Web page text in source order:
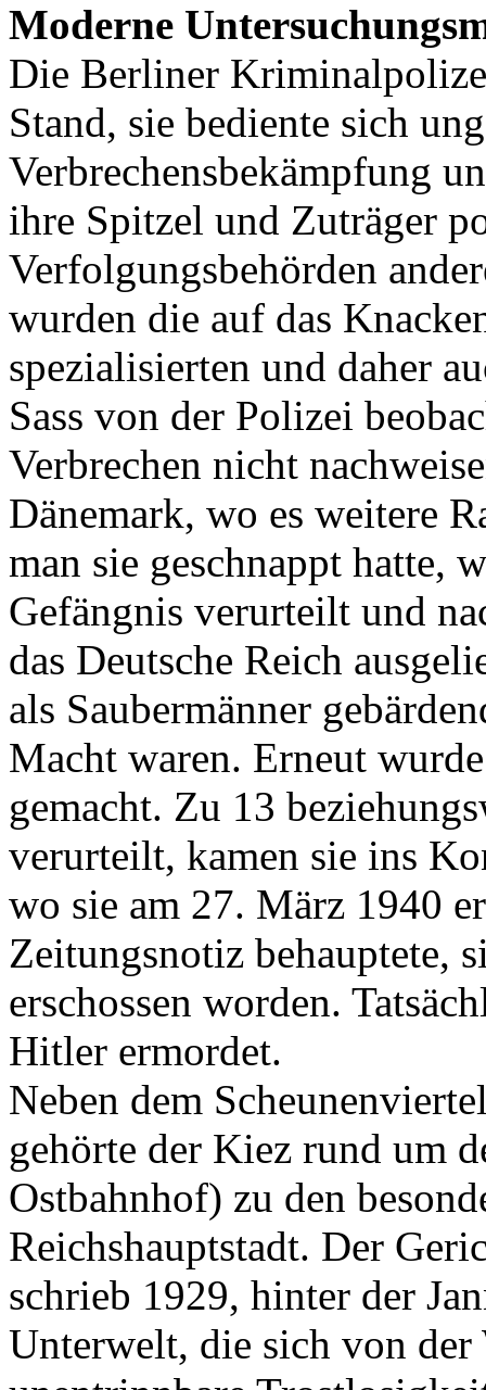
Moderne
Die Berliner
Stand, sie bediente sich
Verbrechensbekämpfung
ihre Spitzel und Zuträger
Verfolgungsbehörden
wurden die auf das
spezialisierten und daher
Sass von der Polizei
Verbrechen nicht
Dänemark, wo es weitere
man sie geschnappt hatte,
Gefängnis verurteilt und
das Deutsche Reich
als Saubermänner
Macht waren. Erneut
gemacht. Zu 13
verurteilt, kamen sie ins
wo sie am 27. März 1940
Zeitungsnotiz behauptete,
erschossen worden.
Hitler ermordet.
Neben dem
gehörte der Kiez rund um
Ostbahnhof) zu den
Reichshauptstadt. Der
schrieb 1929, hinter der
Unterwelt, die sich von der